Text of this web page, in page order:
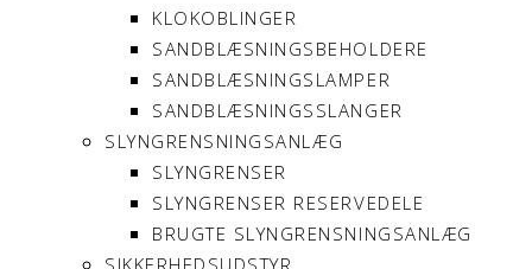
KLOKOBLINGER
SANDBLÆSNINGSBEHOLDERE
SANDBLÆSNINGSLAMPER
SANDBLÆSNINGSSLANGER
SLYNGRENSNINGSANLÆG
SLYNGRENSER
SLYNGRENSER RESERVEDELE
BRUGTE SLYNGRENSNINGSANLÆG
SIKKERHEDSUDSTYR